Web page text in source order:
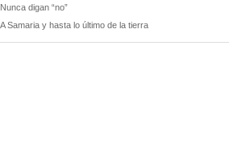
Nunca digan “no”
A Samaria y hasta lo último de la tierra